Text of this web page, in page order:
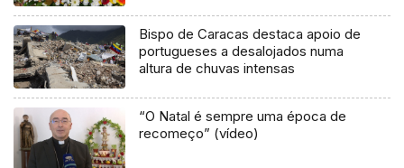
Bispo de Caracas destaca apoio de
portugueses a desalojados numa
altura de chuvas intensas
“O Natal é sempre uma época de
recomeço” (vídeo)